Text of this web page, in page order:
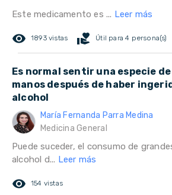
Este medicamento es ... Leer más
remove_red_eye 1893 vistas volunteer_activism Útil para 4 persona(s)
Es normal sentir una especie
manos después de haber
alcohol
María Fernanda Parra Medina
Medicina General
Puede suceder, el consumo de
alcohol d... Leer más
remove_red_eye 154 vistas